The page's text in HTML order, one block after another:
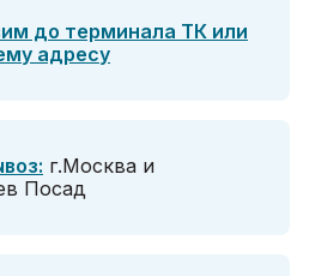
до терминала ТК или
адресу
г.Москва и
Посад